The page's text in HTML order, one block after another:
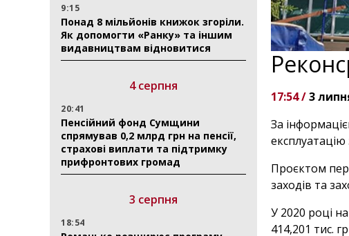
9:15
Понад 8 мільйонів книжок згоріли.
Як допомогти «Ранку» та іншим
видавництвам відновитися
4 серпня
20:41
Пенсійний фонд Сумщини
спрямував 0,2 млрд грн на пенсії,
страхові виплати та підтримку
прифронтових громад
3 серпня
18:54
17:54 /3
За
Проєктом
заходів та
У 2020 році
414,201 тис.